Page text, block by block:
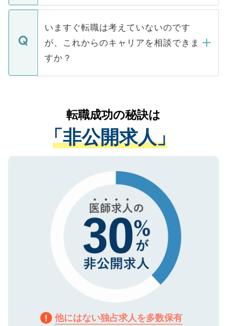
関を公にしてしまうと、応募が殺到する場
に、医療機関が求める条件に合った人材の
みを人材紹介会社に依頼するケースが増え
ています。
定を承諾する必要はありません。内定先へ
の辞退の連絡はキャリアパートナーが行い
個人情報が漏えいすることはありませんの
で、ご安心ください。当サイトからの登録
などで収集したご登録者様の個人情報は、
ご本人のキャリアアップおよび転職活動の
支援を目的に使用いたします。お預かりし
ているすべての個人データはご本人の許可
は、個人情報の取り扱いについての厳密な
管理基準を満たした事業者のみに付与され
る、プライバシーマークを取得済みです。
で、機密保持に関してもご安心ください。
いますぐ転職は考えていないのです
が、これからのキャリアを相談できま
すか？
かがいして、現在の医療機関の状況や紹介
経験をまじえながら、適切なアドバイスを
させていただきます。すぐにご転職をされ
ない方には、長期的なサポートが可能です
ので、まずはご登録ください。
転職成功の秘訣は
「非公開求人」
他にはない独占求人を多数保有